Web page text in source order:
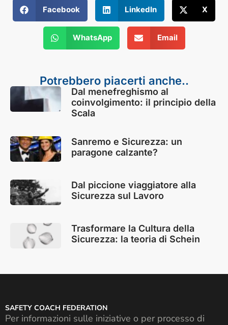
Facebook LinkedIn X
WhatsApp Email
Potrebbero piacerti anche..
Dal menefreghismo al
coinvolgimento: il principio della
Scala
Sanremo e Sicurezza: un
paragone calzante?
Dal piccione viaggiatore alla
Sicurezza sul Lavoro
Trasformare la Cultura della
Sicurezza: la teoria di Schein
SAFETY COACH FEDERATION
Per informazioni sulle iniziative o per processo di